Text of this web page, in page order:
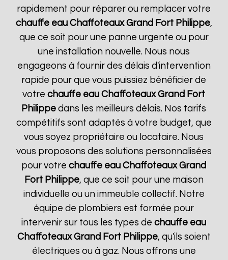
rapidement pour réparer ou remplacer votre
chauffe eau Chaffoteaux Grand Fort Philippe,
que ce soit pour une panne urgente ou pour
une installation nouvelle. Nous nous
engageons à fournir des délais d'intervention
rapide pour que vous puissiez bénéficier de
votrechauffe eau Chaffoteaux Grand Fort
Philippe dans les meilleurs délais. Nos tarifs
compétitifs sont adaptés à votre budget, que
vous soyez propriétaire ou locataire. Nous
vous proposons des solutions personnalisées
pour votrechauffe eau Chaffoteaux Grand
Fort Philippe, que ce soit pour une maison
individuelle ou un immeuble collectif. Notre
équipe de plombiers est formée pour
intervenir sur tous les types dechauffe eau
Chaffoteaux Grand Fort Philippe, qu'ils soient
électriques ou à gaz. Nous offrons une